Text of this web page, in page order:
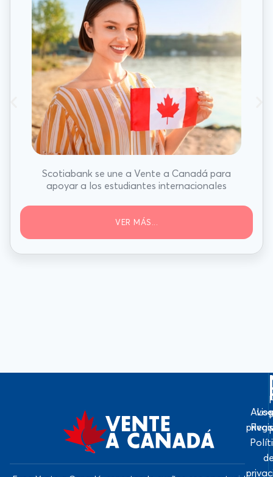
Scotiabank se une a Vente a Canadá para
apoyar a los estudiantes internacionales
VER MÁS...